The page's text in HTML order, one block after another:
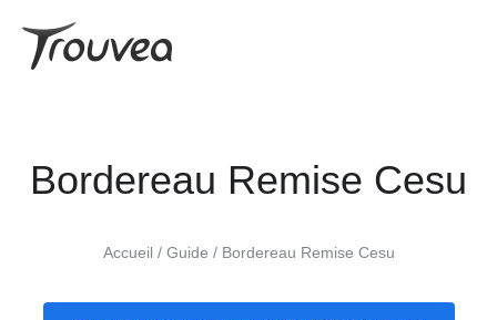
Bordereau Remise Cesu
Accueil Guide Bordereau Remise Cesu